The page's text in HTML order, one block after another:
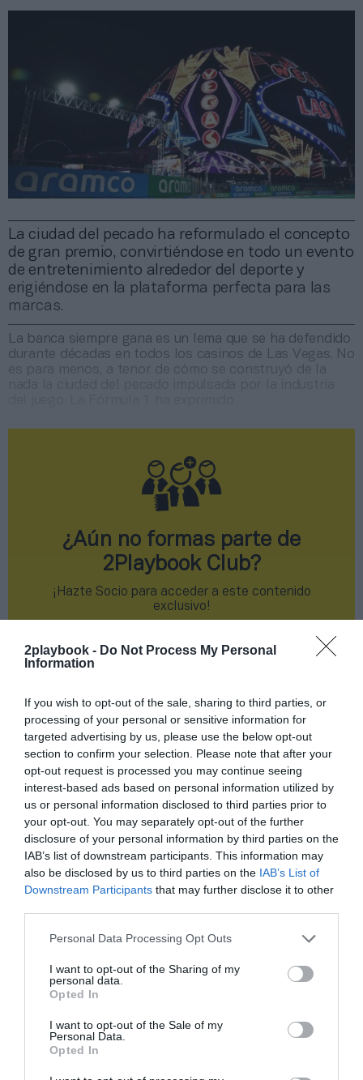
2playbook - Do Not Process My Personal
Information
If you wish to opt-out of the sale, sharing to third parties, or
processing of your personal or sensitive information for
targeted advertising by us, please use the below opt-out
section to confirm your selection. Please note that after your
opt-out request is processed you may continue seeing
interest-based ads based on personal information utilized by
us or personal information disclosed to third parties prior to
your opt-out. You may separately opt-out of the further
disclosure of your personal information by third parties on the
IAB’s list of downstream participants. This information may
also be disclosed by us to third parties on the IAB’s List of
Downstream Participants that may further disclose it to other
Personal Data Processing Opt Outs
I want to opt-out of the Sharing of my
personal data.
Opted In
I want to opt-out of the Sale of my
Personal Data.
Opted In
Índex
Fórmula 1
Liberty Media
La ciudad del pecado ha reformulado el concepto
de gran premio, convirtiéndose en todo un evento
de entretenimiento alrededor del deporte y
erigiéndose en la plataforma perfecta para las
marcas.
La banca siempre gana es un lema que se ha defendido
durante décadas en todos los casinos de Las Vegas. No
es para menos, a tenor de cómo se construyó de la
¿Aún no formas parte de
2Playbook Club?
¡Hazte Socio para acceder a este contenido
exclusivo!
Compartir
Imprimir
2Playbook Club